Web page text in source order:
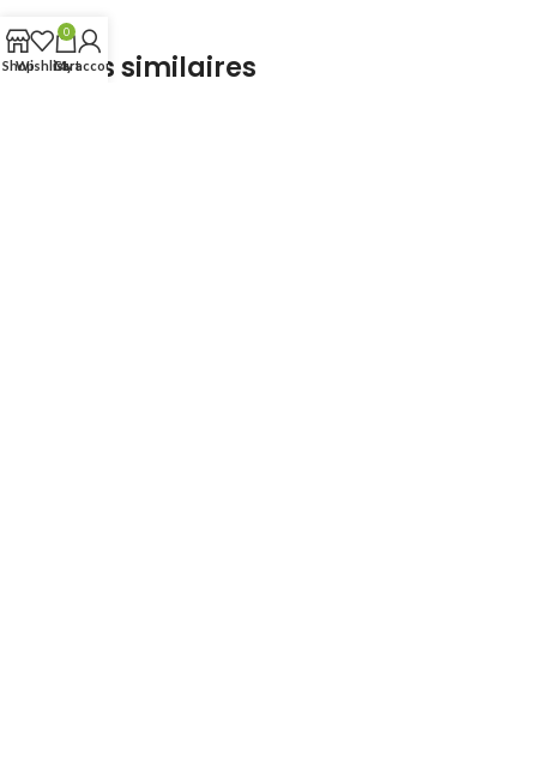
Produits similaires
ShopWishlist
0
Cart
My account